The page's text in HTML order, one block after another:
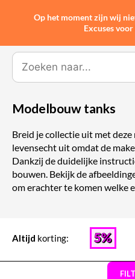
Modelbouw tanks
Breid je collectie uit met
levensecht uit omdat de
Dankzij de duidelijke
bouwen. Bekijk de
om erachter te komen welke
Altijd korting:
Op het moment zijn wij
Excuses